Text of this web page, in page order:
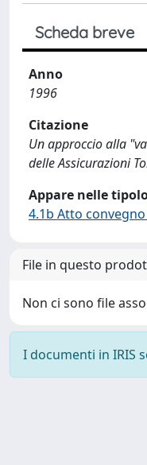
Scheda breve
Anno
1996
Citazione
Un approccio alla
delle Assicurazioni
Appare nelle
4.1b Atto
File in questo
Non ci sono file
I documenti in IRIS